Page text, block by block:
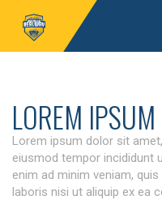
LOREM
Lorem ipsum dolor sit
eiusmod tempor incididunt
enim ad minim veniam,
laboris nisi ut aliquip ex ea